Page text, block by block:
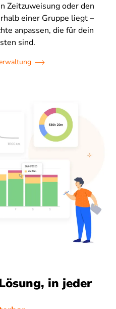
Zeitzuweisung oder den
einer Gruppe liegt –
anpassen, die für dein
sind.
in jeder